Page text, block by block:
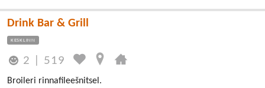
Drink Bar & Grill
KESKLINN
2 519
Broileri rinnafileešnitsel.